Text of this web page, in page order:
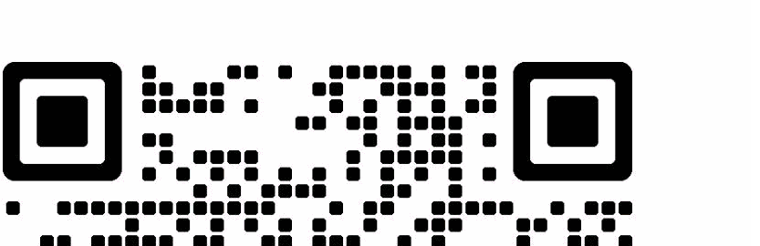
全方位分析，精准定位 输
营销型网站建设
完全按照项目策划方案制
作专属于你的营销型网
站！（独一无二）
项目运营
贴近目标消费市场，实现
精准营销推广工作；（保
证效果）
团队复制
帮助客户打造高效率的网
络营销运营团队！